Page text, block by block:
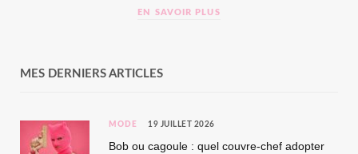
EN SAVOIR PLUS
MES DERNIERS ARTICLES
MODE 19 JUILLET 2026
Bob ou cagoule : quel couvre-chef adopter